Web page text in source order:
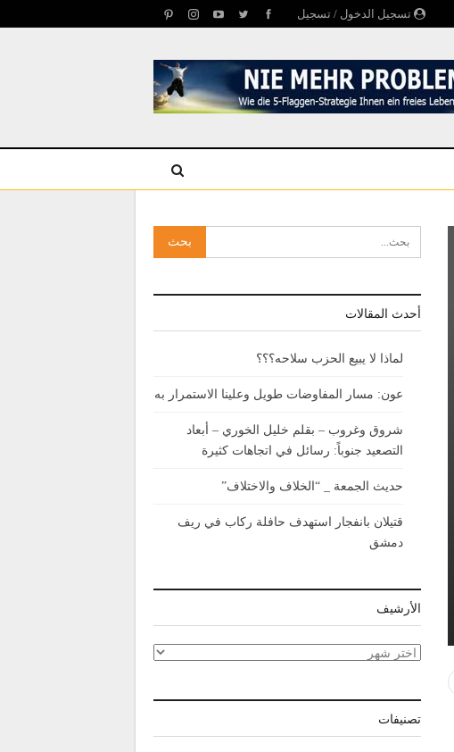
تسجيل الدخول / تسجيل
أحدث المقالات
لماذا لا يبيع الحزب سلاحه؟؟؟
عون: مسار المفاوضات طويل وعلينا الاستمرار به
شروق وغروب – بقلم خليل الخوري – أبعاد
التصعيد جنوباً: رسائل في اتجاهات كثيرة
حديث الجمعة _ “الخلاف والاختلاف”
قتيلان بانفجار استهدف حافلة ركاب في ريف
دمشق
الأرشيف
الأرشيف
تصنيفات